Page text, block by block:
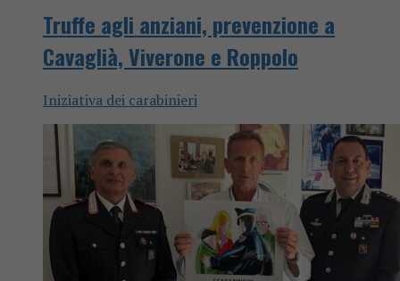
Truffe agli anziani, prevenzione a
Cavaglià, Viverone e Roppolo
Iniziativa dei carabinieri